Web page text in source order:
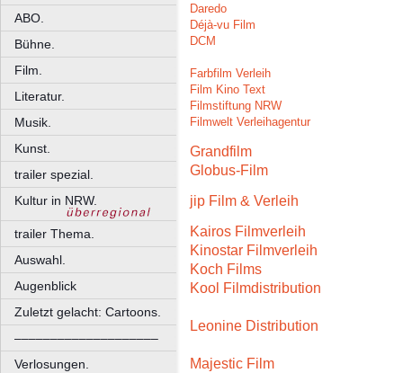
ABO.
Bühne.
Film.
Literatur.
Musik.
Kunst.
trailer spezial.
Kultur in NRW.
trailer Thema.
Auswahl.
Augenblick
Zuletzt gelacht: Cartoons.
––––––––––––––––––––
Verlosungen.
Daredo
Déjà-vu Film
DCM
Farbfilm Verleih
Film Kino Text
Filmstiftung NRW
Filmwelt Verleihagentur
Grandfilm
Globus-Film
jip Film & Verleih
Kairos Filmverleih
Kinostar Filmverleih
Koch Films
Kool Filmdistribution
Leonine Distribution
Majestic Film